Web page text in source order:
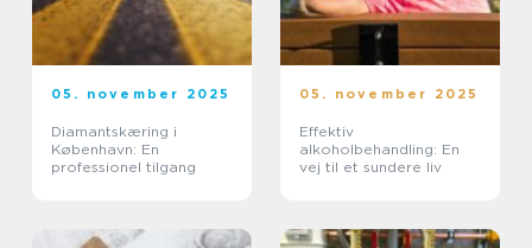
05. november 2025
Diamantskæring i
København: En
professionel tilgang
05. november 2025
Effektiv
alkoholbehandling: En
vej til et sundere liv